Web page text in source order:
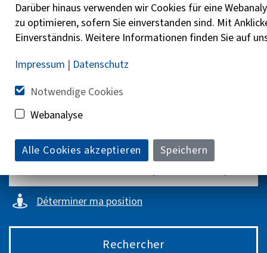
Recherche d'une
consultation
Déterminer ma position
Rechercher
Darüber hinaus verwenden wir Cookies für eine
zu optimieren, sofern Sie einverstanden sind. Mit
Einverständnis. Weitere Informationen finden Sie auf
Impressum | Datenschutz
Notwendige Cookies
Webanalyse
Alle Cookies akzeptieren Speichern